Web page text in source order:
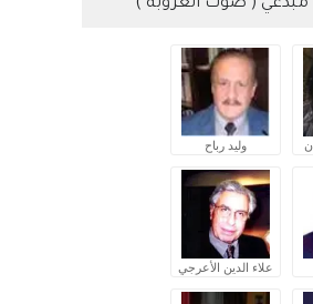
( صوت العروبة )
وليد رباح
علاء الدين الأعرجي